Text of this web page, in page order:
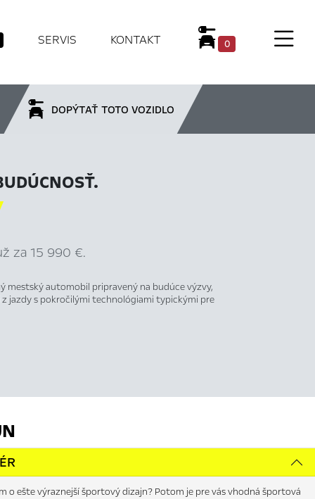
SERVIS KONTAKT 0
DOPÝTAŤ TOTO VOZIDLO
za 15 990 €.
mestský automobil pripravený na budúce výzvy,
jazdy s pokročilými technológiami typickými pre
o ešte výraznejší športový dizajn? Potom je pre vás vhodná športová